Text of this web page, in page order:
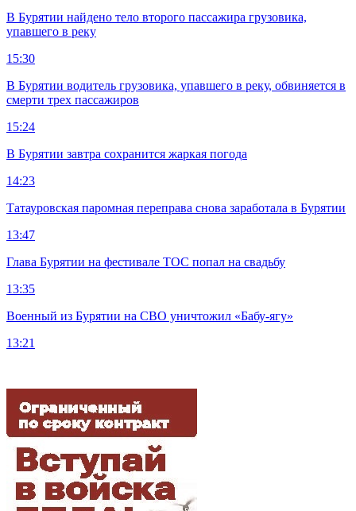
В Бурятии найдено тело второго пассажира грузовика,
упавшего в реку
15:30
В Бурятии водитель грузовика, упавшего в реку, обвиняется в
смерти трех пассажиров
15:24
В Бурятии завтра сохранится жаркая погода
14:23
Татауровская паромная переправа снова заработала в Бурятии
13:47
Глава Бурятии на фестивале ТОС попал на свадьбу
13:35
Военный из Бурятии на СВО уничтожил «Бабу-ягу»
13:21